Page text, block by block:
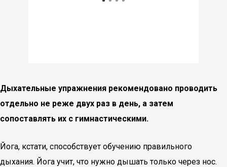
Дыхательные упражнения рекомендовано проводить
отдельно не реже двух раз в день, а затем
сопоставлять их с гимнастическими.
Йога, кстати, способствует обучению правильного
дыхания. Йога учит, что нужно дышать только через нос.